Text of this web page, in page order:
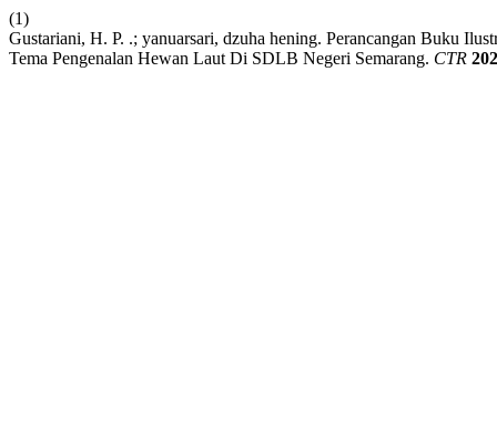
(1)
Gustariani, H. P. .; yanuarsari, dzuha hening. Perancangan Buku
Tema Pengenalan Hewan Laut Di SDLB Negeri Semarang. CTR